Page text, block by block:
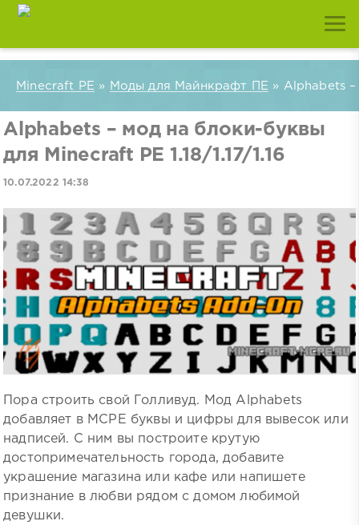
Minecraft PE » Моды для Майнкрафт ПЕ » Alphabets –
Alphabets – мод на блоки-буквы
для Minecraft PE 1.18/1.17/1.16
10.07.2022 14:38
Пора строить свой Голливуд. Мод Alphabets
добавляет в MCPE буквы и цифры для вывесок или
надписей. С ним вы построите крутую
достопримечательность города, добавите
украшение магазина или кафе или напишете
признание в любви рядом с домом любимой
девушки.